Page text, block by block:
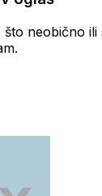
što neobično